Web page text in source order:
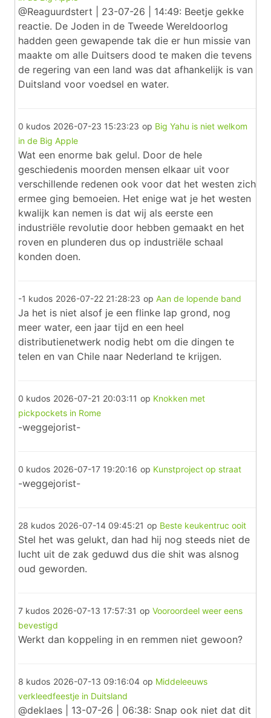
@Reaguurdstert | 23-07-26 | 14:49: Beetje gekke
reactie. De Joden in de Tweede Wereldoorlog
hadden geen gewapende tak die er hun missie van
maakte om alle Duitsers dood te maken die tevens
de regering van een land was dat afhankelijk is van
Duitsland voor voedsel en water.
0 kudos 2026-07-23 15:23:23 op Big Yahu is niet welkom
in de Big Apple
Wat een enorme bak gelul. Door de hele
geschiedenis moorden mensen elkaar uit voor
verschillende redenen ook voor dat het westen zich
ermee ging bemoeien. Het enige wat je het westen
kwalijk kan nemen is dat wij als eerste een
industriële revolutie door hebben gemaakt en het
roven en plunderen dus op industriële schaal
konden doen.
-1 kudos 2026-07-22 21:28:23 op Aan de lopende band
Ja het is niet alsof je een flinke lap grond, nog
meer water, een jaar tijd en een heel
distributienetwerk nodig hebt om die dingen te
telen en van Chile naar Nederland te krijgen.
0 kudos 2026-07-21 20:03:11 op Knokken met
pickpockets in Rome
-weggejorist-
0 kudos 2026-07-17 19:20:16 op Kunstproject op straat
-weggejorist-
28 kudos 2026-07-14 09:45:21 op Beste keukentruc ooit
Stel het was gelukt, dan had hij nog steeds niet de
lucht uit de zak geduwd dus die shit was alsnog
oud geworden.
7 kudos 2026-07-13 17:57:31 op Vooroordeel weer eens
bevestigd
Werkt dan koppeling in en remmen niet gewoon?
8 kudos 2026-07-13 09:16:04 op Middeleeuws
verkleedfeestje in Duitsland
@deklaes | 13-07-26 | 06:38: Snap ook niet dat dit